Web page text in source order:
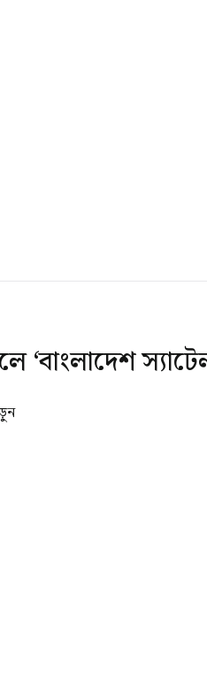
‘বাংলাদেশ